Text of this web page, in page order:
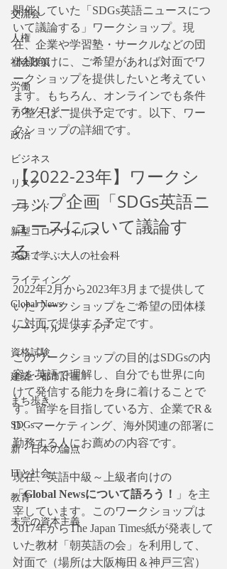
交流会
人権
社会政策
労働
テクノロジー
政治
ビジネス
リスク
ブランド
新型コロナウイルス
英語で学ぶ大人の社会科
ライティング
Global News
ソーシャル・メディア
資格試験
建築・都市計画
まち歩き
SDGs
新・日本の論点
ITと社会
教育
未完の資本主義
開催していた「SDGs英語ニュースにつ
いて議論する」ワークショップ。現
在、企業や学習塾・サークルなどの団
体様向けに、ご希望があれば対面でワ
ークショップを提供したいと考えてい
ます。もちろん、オンラインでも条件
が整えば、提供予定です。以下、ワー
クショップの詳細です。
【2022-23年】ワークシ
ョップ企画「SDGs英語ニ
ュースについて議論す
る」
2022年2月から2023年3月まで提供して
いたワークショップをご希望の団体様
に対面で提供する予定です。
このワークショップの目的はSDGsの内
容を英語で理解し、自分でも世界に向
けて発信する能力を身に着けることで
す。留学を目指している方、企業でR＆
D、マーケティング、海外関連の部署に
勤務する人にお薦めの内容です。
現在、英語中級～上級者向けの
「Global Newsについて語ろう！
」を主
宰しています。このワークショップは
2017年からThe Japan Times紙が発表して
いた教材「朝英語の会」を利用して、
対面で（場所は大阪梅田＆神戸三宮）